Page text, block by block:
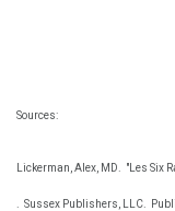
Sources:
Lickerman, Alex, MD. "Les Six
Sussex Publishers, LLC.